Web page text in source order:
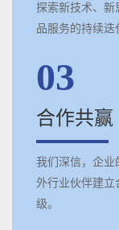
探索新技术、新
品服务的持续迭
03
合作共赢
我们深信，企业
外行业伙伴建立
级。